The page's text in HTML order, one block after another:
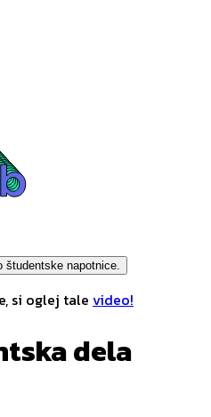
študentske napotnice.
si oglej tale video!
dela